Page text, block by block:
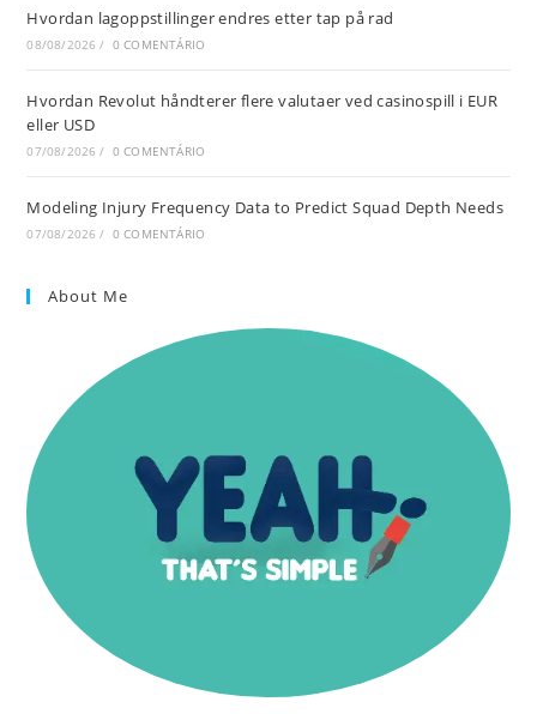
Hvordan lagoppstillinger endres etter tap på rad
08/08/2026 / 0 COMENTÁRIO
Hvordan Revolut håndterer flere valutaer ved casinospill i EUR
eller USD
07/08/2026 / 0 COMENTÁRIO
Modeling Injury Frequency Data to Predict Squad Depth Needs
07/08/2026 / 0 COMENTÁRIO
About Me